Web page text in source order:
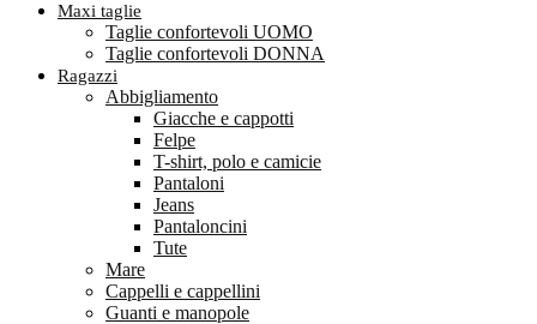
Maxi taglie
Taglie confortevoli UOMO
Taglie confortevoli DONNA
Ragazzi
Abbigliamento
Giacche e cappotti
Felpe
T-shirt, polo e camicie
Pantaloni
Jeans
Pantaloncini
Tute
Mare
Cappelli e cappellini
Guanti e manopole